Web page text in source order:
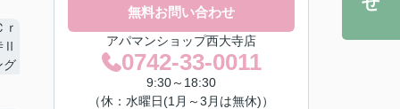
無料お問い合わせ
アパマンショップ西大寺店
0742-33-0011
9:30～18:30
（休：水曜日(1月～3月は無休)）